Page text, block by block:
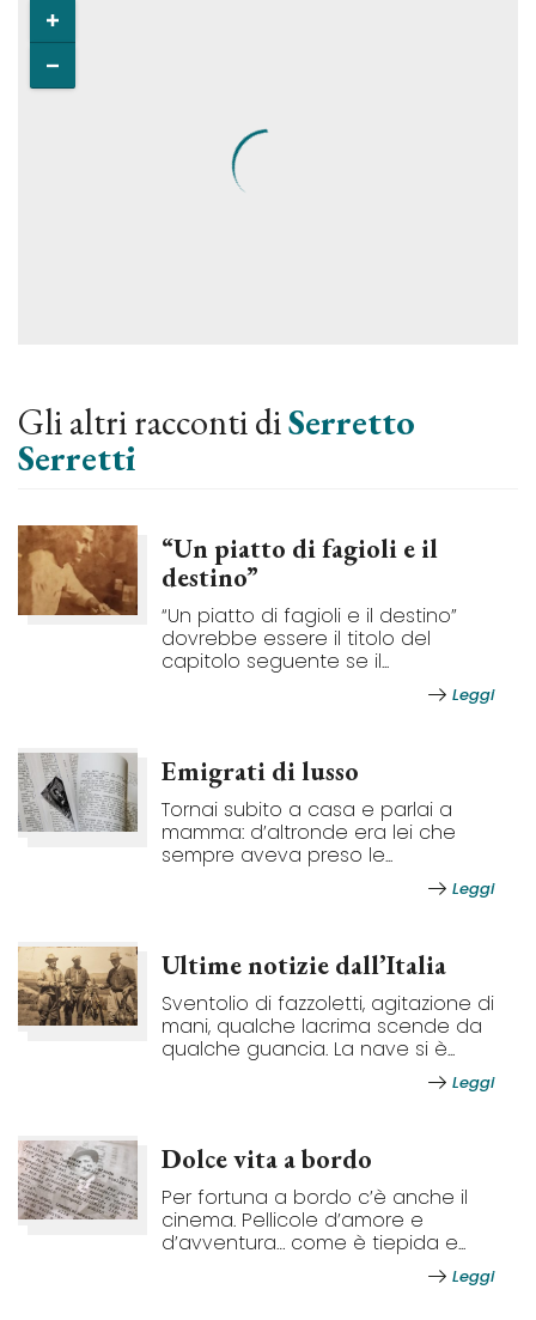
Gli altri racconti diSerretto
Serretti
“Un piatto di fagioli e il
destino”
“Un piatto di fagioli e il destino”
dovrebbe essere il titolo del
capitolo seguente se il...
Leggi
Emigrati di lusso
Tornai subito a casa e parlai a
mamma: d’altronde era lei che
sempre aveva preso le...
Leggi
Ultime notizie dall’Italia
Sventolio di fazzoletti, agitazione di
mani, qualche lacrima scende da
qualche guancia. La nave si è...
Leggi
Dolce vita a bordo
Per fortuna a bordo c’è anche il
cinema. Pellicole d’amore e
d’avventura… come è tiepida e...
Leggi